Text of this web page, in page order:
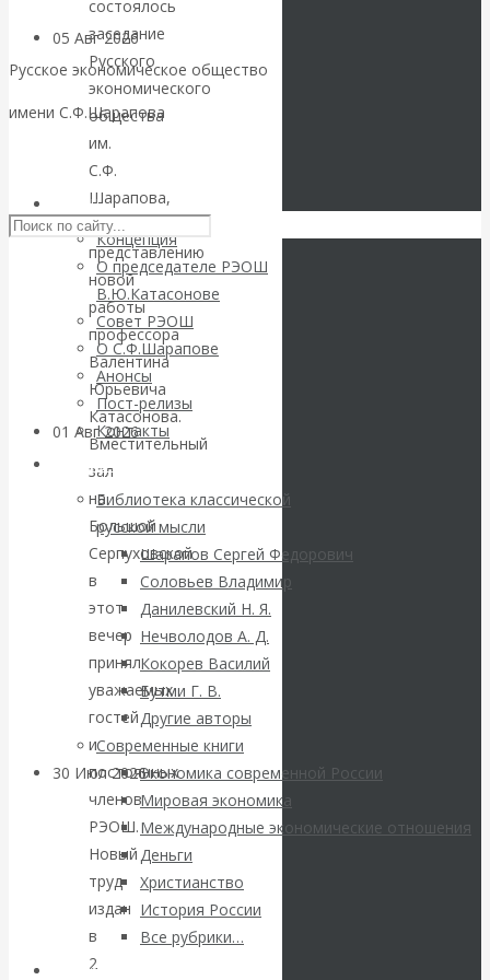
Русское экономическое общество
имени С.Ф.Шарапова
Skip to content
РЭОШ
Концепция
О председателе РЭОШ
В.Ю.Катасонове
Совет РЭОШ
О С.Ф.Шарапове
Анонсы
Пост-релизы
Контакты
Библиотека
Библиотека классической
русской мысли
Шарапов Сергей Федорович
Соловьев Владимир
Данилевский Н. Я.
Нечволодов А. Д.
Кокорев Василий
Бутми Г. В.
Другие авторы
Современные книги
Экономика современной России
Мировая экономика
Международные экономические отношения
Деньги
Христианство
История России
Все рубрики…
Авторы РЭОШ
05 Авг 2026Деньги
Валентин
Катасонов. Еще
раз на тему
блокировки
банковских
счетов
01 Авг 2026Геополитика
ВАлентин
Катасонов.
Саммит НАТО в
Турции: Drang
nach Osten
30 Июл 2026Банки
Валентин
Катасонов. Кто
определяет
состоялось
заседание
Русского
экономического
общества
им.
С.Ф.
Шарапова,
посвященное
представлению
новой
работы
профессора
Валентина
Юрьевича
Катасонова.
Вместительный
зал
на
Большой
Серпуховской
в
этот
вечер
принял
уважаемых
гостей
и
постоянных
членов
РЭОШ.
Новый
труд
издан
в
2